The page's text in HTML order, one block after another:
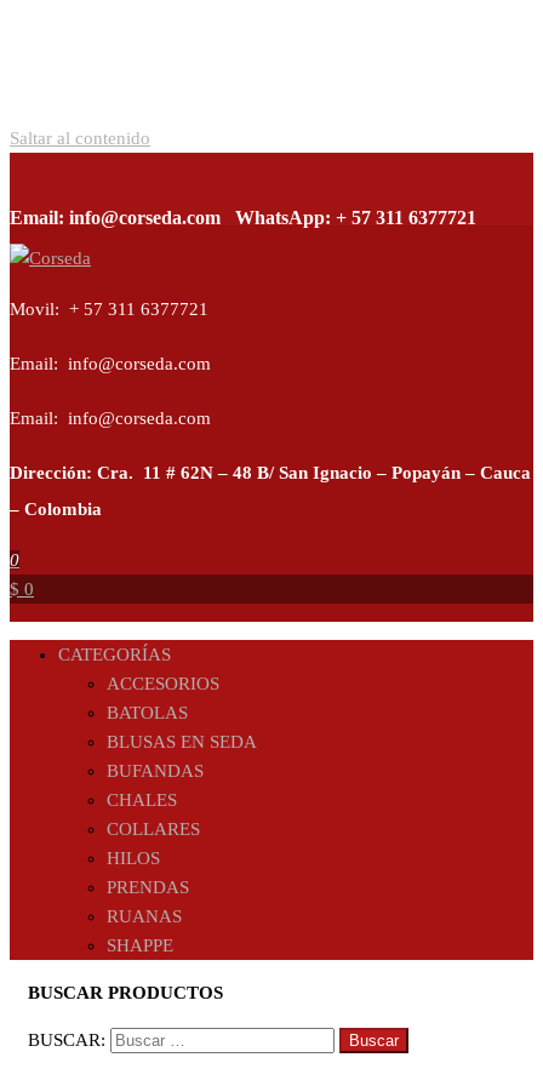
Saltar al contenido
Email: info@corseda.com WhatsApp: + 57 311 6377721
Movil: + 57 311 6377721
Email: info@corseda.com
Email: info@corseda.com
Dirección: Cra. 11 # 62N – 48 B/ San Ignacio – Popayán – Cauca
– Colombia
0
$ 0
CATEGORÍAS
ACCESORIOS
BATOLAS
BLUSAS EN SEDA
BUFANDAS
CHALES
COLLARES
HILOS
PRENDAS
RUANAS
SHAPPE
BUSCAR PRODUCTOS
BUSCAR: